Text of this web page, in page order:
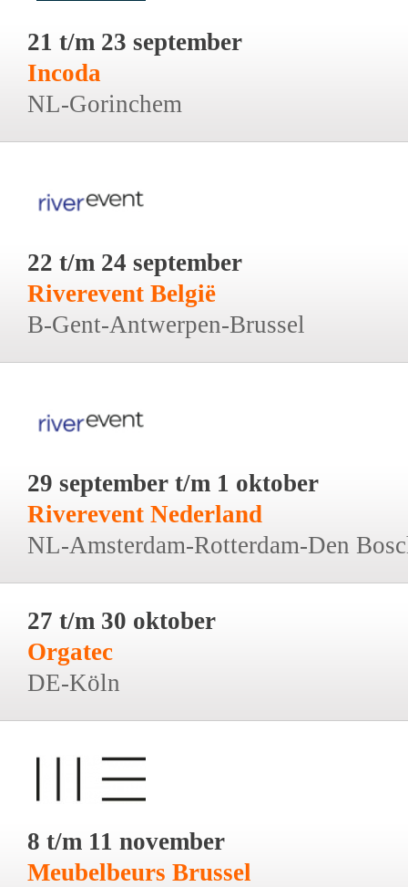
21 t/m 23 september
Incoda
NL-Gorinchem
22 t/m 24 september
Riverevent België
B-Gent-Antwerpen-Brussel
29 september t/m 1 oktober
Riverevent Nederland
NL-Amsterdam-Rotterdam-Den
27 t/m 30 oktober
Orgatec
DE-Köln
8 t/m 11 november
Meubelbeurs Brussel